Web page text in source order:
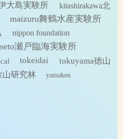
大島実験所
kitashirakawa北
maizuru舞鶴水産実験所
nippon foundation
seto瀬戸臨海実験所
tokeidai
tokuyama徳山
山研究林
yamaken